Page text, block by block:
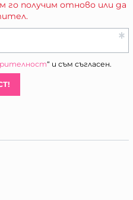
го получим отново или да
“ и съм съгласен.